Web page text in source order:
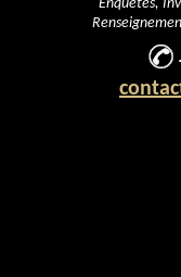
Enquêtes,